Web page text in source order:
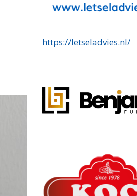
https://letseladvies.nl/